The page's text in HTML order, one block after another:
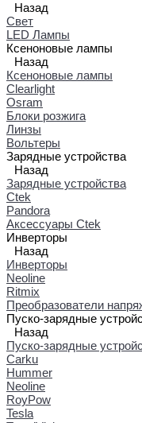
Назад
Свет
LED Лампы
Ксеноновые лампы
Назад
Ксеноновые лампы
Clearlight
Osram
Блоки розжига
Линзы
Вольтеры
Зарядные устройства
Назад
Зарядные устройства
Ctek
Pandora
Аксессуары Ctek
Инверторы
Назад
Инверторы
Neoline
Ritmix
Преобразователи
Пуско-зарядные
Назад
Пуско-зарядные
Carku
Hummer
Neoline
RoyPow
Tesla